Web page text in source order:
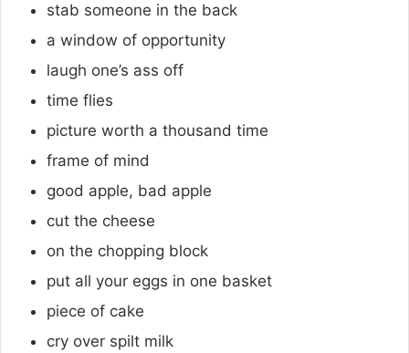
stab someone in the back
a window of opportunity
laugh one’s ass off
time flies
picture worth a thousand time
frame of mind
good apple, bad apple
cut the cheese
on the chopping block
put all your eggs in one basket
piece of cake
cry over spilt milk